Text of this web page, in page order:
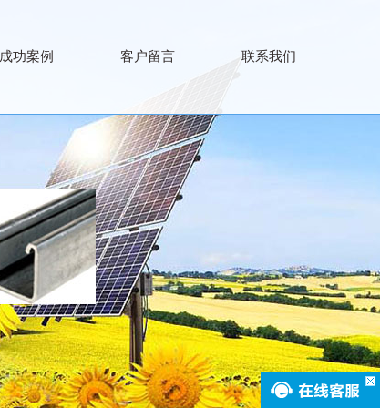
成功案例 客户留言 联系我们